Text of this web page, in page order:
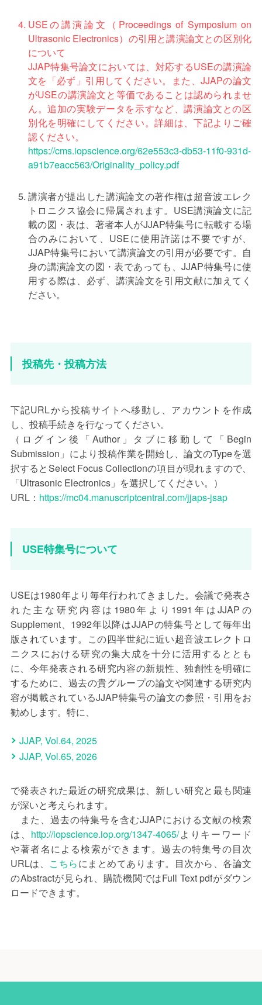
USEの講演論文（Proceedings of Symposium on
Ultrasonic Electronics）の引用と講演論文との区別化
について
JJAP特集号論文においては、対応するUSEの講演論
文を「必ず」引用してください。また、JJAPの論文
がUSEの講演論文と等価であることは認められませ
ん。追加の実験データを示すなど、講演論文との区
別化を明確にしてください。詳細は、下記よりご確
認ください。
https://cms.iopscience.org/62e553c3-db53-11f0-931d-
a91b7eacc563/Originality_policy.pdf
講演者が提出した講演論文の著作権は超音波エレク
トロニクス協会に帰属されます。USE講演論文に記
載の図・表は、著者本人がJJAP特集号に転載する場
合のみにおいて、USEに使用許諾は不要ですが、
JJAP特集号において講演論文の引用が必要です。自
身の講演論文の図・表であっても、JJAP特集号に使
用する際は、必ず、講演論文を引用文献に加えてく
ださい。
投稿先・投稿方法
下記URLから投稿サイトへ移動し、アカウントを作成
し、投稿手続きを行なってください。
（ログイン後「Author」タブに移動して「Begin
Submission」により投稿作業を開始し、論文のTypeを選
択するとSelect Focus Collectionの項目が現れますので、
「Ultrasonic Electronics」を選択してください。）
URL： https://mc04.manuscriptcentral.com/jjaps-jsap
USE特集号について
USEは1980年より毎年行われてきました。会議で発表さ
れた主な研究内容は1980年より1991年はJJAPの
Supplement、1992年以降はJJAPの特集号として毎年出
版されています。この四半世紀に近い超音波エレクトロ
ニクスにおける研究の集大成を十分に活用するととも
に、今年発表される研究内容の新規性、独創性を明確に
するために、過去の貴グループの論文や関連する研究内
容が掲載されているJJAP特集号の論文の参照・引用をお
勧めします。特に、
JJAP, Vol.64, 2025
JJAP, Vol.65, 2026
で発表された最近の研究成果は、新しい研究と最も関連
が深いと考えられます。
また、過去の特集号を含むJJAPにおける文献の検索
は、 http://iopscience.iop.org/1347-4065/よりキーワード
や著者名による検索ができます。過去の特集号の目次
URLは、 こちらにまとめてあります。目次から、各論文
のAbstractが見られ、購読機関ではFull Text pdfがダウン
ロードできます。